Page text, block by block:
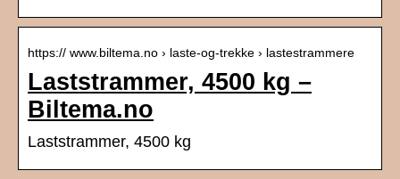
https:// www.biltema.no › laste-og-trekke › lastestrammere
Laststrammer, 4500 kg –
Biltema.no
Laststrammer, 4500 kg